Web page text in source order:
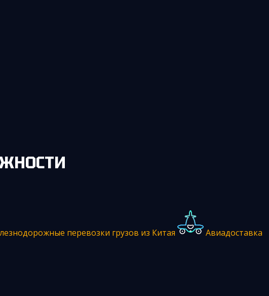
перевозки грузов из Китая
Авиадоставка